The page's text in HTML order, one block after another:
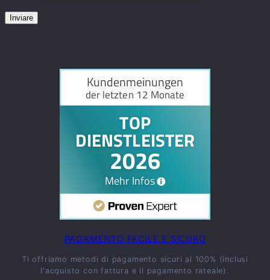
PAGAMENTO FACILE E SICURO
Ti offriamo metodi di pagamento sicuri al 100% (inclusi
l'acquisto con fattura e il pagamento rateale).